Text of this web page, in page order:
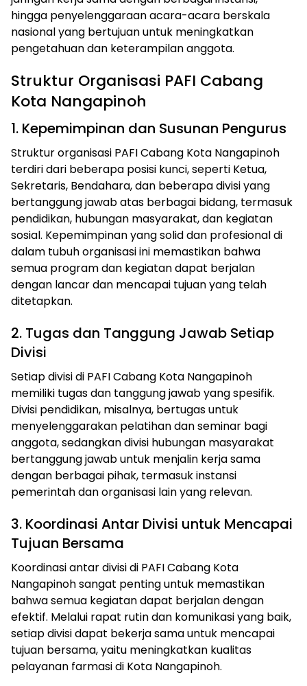
hingga penyelenggaraan acara-acara berskala
nasional yang bertujuan untuk meningkatkan
pengetahuan dan keterampilan anggota.
Struktur Organisasi PAFI Cabang
Kota Nangapinoh
1. Kepemimpinan dan Susunan Pengurus
Struktur organisasi PAFI Cabang Kota Nangapinoh
terdiri dari beberapa posisi kunci, seperti Ketua,
Sekretaris, Bendahara, dan beberapa divisi yang
bertanggung jawab atas berbagai bidang, termasuk
pendidikan, hubungan masyarakat, dan kegiatan
sosial. Kepemimpinan yang solid dan profesional di
dalam tubuh organisasi ini memastikan bahwa
semua program dan kegiatan dapat berjalan
dengan lancar dan mencapai tujuan yang telah
ditetapkan.
2. Tugas dan Tanggung Jawab Setiap
Divisi
Setiap divisi di PAFI Cabang Kota Nangapinoh
memiliki tugas dan tanggung jawab yang spesifik.
Divisi pendidikan, misalnya, bertugas untuk
menyelenggarakan pelatihan dan seminar bagi
anggota, sedangkan divisi hubungan masyarakat
bertanggung jawab untuk menjalin kerja sama
dengan berbagai pihak, termasuk instansi
pemerintah dan organisasi lain yang relevan.
3. Koordinasi Antar Divisi untuk Mencapai
Tujuan Bersama
Koordinasi antar divisi di PAFI Cabang Kota
Nangapinoh sangat penting untuk memastikan
bahwa semua kegiatan dapat berjalan dengan
efektif. Melalui rapat rutin dan komunikasi yang baik,
setiap divisi dapat bekerja sama untuk mencapai
tujuan bersama, yaitu meningkatkan kualitas
pelayanan farmasi di Kota Nangapinoh.